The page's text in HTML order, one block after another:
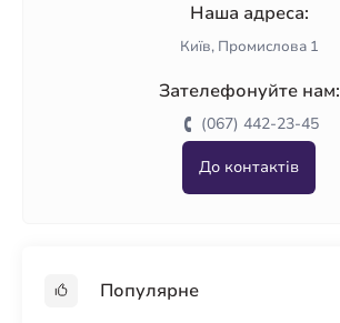
Наша адреса:
Київ, Промислова 1
Зателефонуйте нам:
(067) 442-23-45
До контактів
Популярне